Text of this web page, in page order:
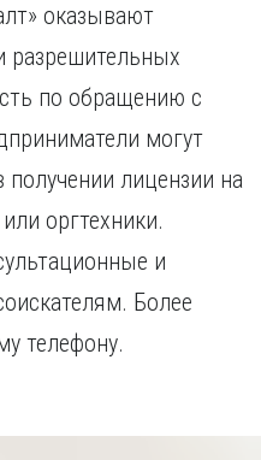
оказывают
разрешительных
по обращению с
могут
лицензии на
оргтехники.
и
Более
телефону.